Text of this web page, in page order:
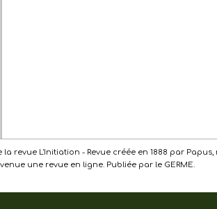
la revue L'Initiation - Revue créée en 1888 par
une revue en ligne. Publiée par le GERME.